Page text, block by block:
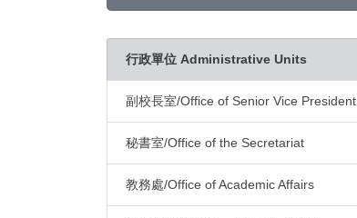
行政單位 Administrative Units
副校長室/Office of Senior Vice President
秘書室/Office of the Secretariat
教務處/Office of Academic Affairs